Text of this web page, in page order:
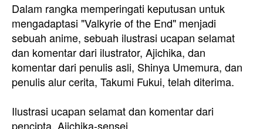
Dalam rangka memperingati keputusan untuk
mengadaptasi "Valkyrie of the End" menjadi
sebuah anime, sebuah ilustrasi ucapan selamat
dan komentar dari ilustrator, Ajichika, dan
komentar dari penulis asli, Shinya Umemura, dan
penulis alur cerita, Takumi Fukui, telah diterima.
Ilustrasi ucapan selamat dan komentar dari
pencipta, Ajichika-sensei